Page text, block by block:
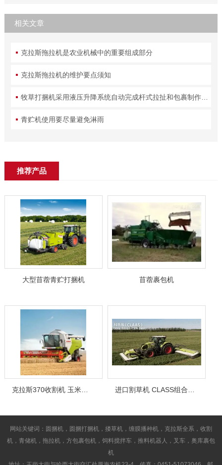
相关文章
克拉斯拖拉机是农业机械中的重要组成部分
克拉斯拖拉机的维护要点须知
牧草打捆机采用液压升降系统自动完成杆式拉扯和包裹制作过程
青贮机使用要尽量避免淋雨
推荐产品
大型苜蓿青贮打捆机 苜蓿裹包机
克拉斯370收割机 玉米收割机
网站关键词：圆捆机，圆捆打捆机，搂草机，缠膜播种机，克拉斯全系，收割
机，青储机，拖拉机，方包裹包机，饲料搅拌车，推料机器人，叉车，奥库裹包
机